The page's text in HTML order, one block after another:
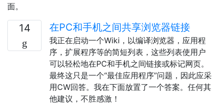
面。
14 在PC和手机之间共享浏览器链接
我正在启动一个Wiki，以编译浏览器，应用程
序，扩展程序等的简短列表，这些列表使用户
可以轻松地在PC和手机之间链接或标记网页。
最终这只是一个“最佳应用程序”问题，因此应采
用CW回答。我在下面放置了一个答案。任何其
他建议，不胜感激！